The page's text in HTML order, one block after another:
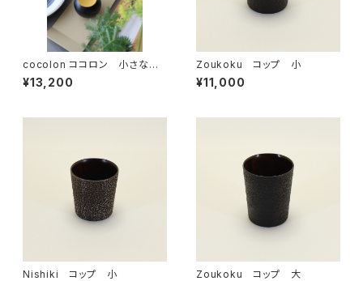
cocolon ココロン 小さな丸
い漆器 4個セット [緑・紫・黄・
白]
¥13,200
Zoukoku コップ 小
¥11,000
Nishiki コップ 小 Zoukoku コップ 大